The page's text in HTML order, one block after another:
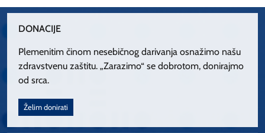
DONACIJE
Plemenitim činom nesebičnog darivanja osnažimo našu
zdravstvenu zaštitu. „Zarazimo“ se dobrotom, donirajmo
od srca.
Želim donirati